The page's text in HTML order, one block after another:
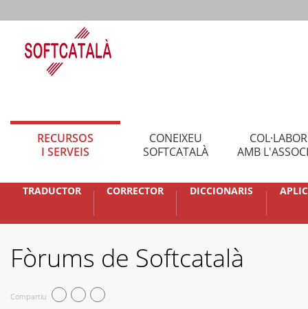
RECURSOS
I SERVEIS
CONEIXEU
SOFTCATALÀ
AMB
TRADUCTOR CORRECTOR DICCIONARIS
Fòrums de Softcatalà
Compartiu